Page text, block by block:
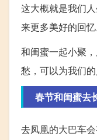
这大概就是我们
来更多美好的回忆
和闺蜜一起小聚
愁，可以为我们
春节和闺蜜去
去凤凰的大巴车